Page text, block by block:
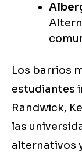
Los barrios
estudiantes
Randwick,
las
alternativos